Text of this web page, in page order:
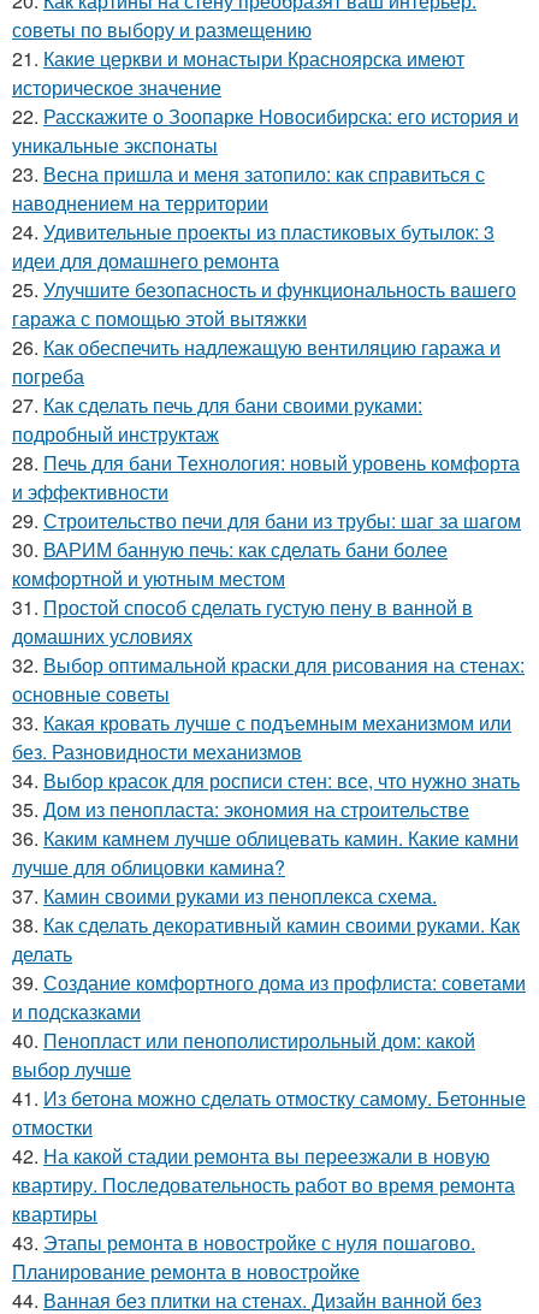
советы по выбору и размещению
21. Какие церкви и монастыри Красноярска имеют
историческое значение
22. Расскажите о Зоопарке Новосибирска: его история и
уникальные экспонаты
23. Весна пришла и меня затопило: как справиться с
наводнением на территории
24. Удивительные проекты из пластиковых бутылок: 3
идеи для домашнего ремонта
25. Улучшите безопасность и функциональность вашего
гаража с помощью этой вытяжки
26. Как обеспечить надлежащую вентиляцию гаража и
погреба
27. Как сделать печь для бани своими руками:
подробный инструктаж
28. Печь для бани Технология: новый уровень комфорта
и эффективности
29. Строительство печи для бани из трубы: шаг за шагом
30. ВАРИМ банную печь: как сделать бани более
комфортной и уютным местом
31. Простой способ сделать густую пену в ванной в
домашних условиях
32. Выбор оптимальной краски для рисования на стенах:
основные советы
33. Какая кровать лучше с подъемным механизмом или
без. Разновидности механизмов
34. Выбор красок для росписи стен: все, что нужно знать
35. Дом из пенопласта: экономия на строительстве
36. Каким камнем лучше облицевать камин. Какие камни
лучше для облицовки камина?
37. Камин своими руками из пеноплекса схема.
38. Как сделать декоративный камин своими руками. Как
делать
39. Создание комфортного дома из профлиста: советами
и подсказками
40. Пенопласт или пенополистирольный дом: какой
выбор лучше
41. Из бетона можно сделать отмостку самому. Бетонные
отмостки
42. На какой стадии ремонта вы переезжали в новую
квартиру. Последовательность работ во время ремонта
квартиры
43. Этапы ремонта в новостройке с нуля пошагово.
Планирование ремонта в новостройке
44. Ванная без плитки на стенах. Дизайн ванной без